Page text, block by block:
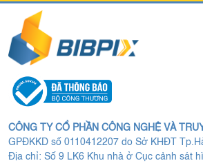
CÔNG TY CỔ PHẦN CÔNG NGHỆ VÀ
GPĐKKD số 0110412207 do Sở KHĐT
Địa chỉ: Số 9 LK6 Khu nhà ở Cục cảnh sát